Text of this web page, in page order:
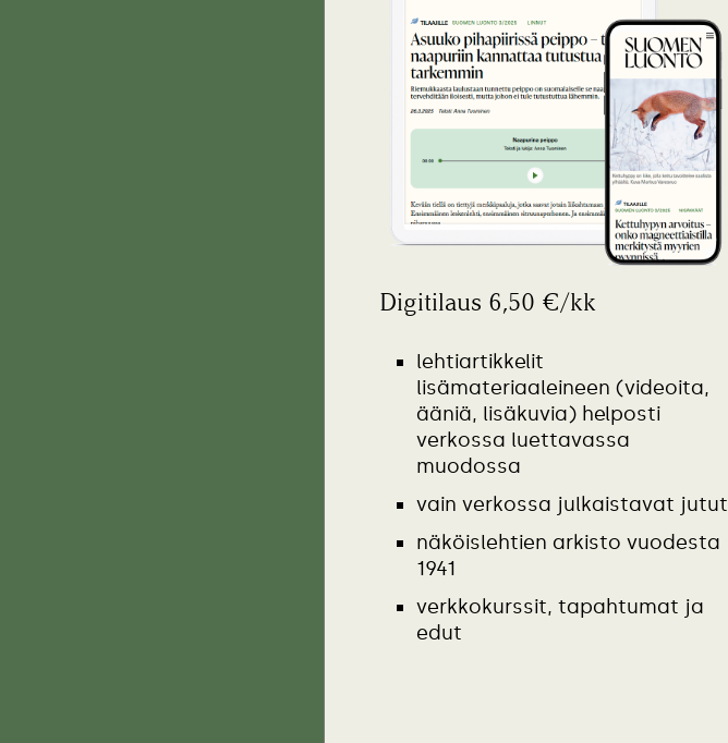
Digitilaus 6,50 €/kk
lehtiartikkelit
lisämateriaaleineen (videoita,
ääniä, lisäkuvia) helposti
verkossa luettavassa
muodossa
vain verkossa julkaistavat jutut
näköislehtien arkisto vuodesta
1941
verkkokurssit, tapahtumat ja
edut